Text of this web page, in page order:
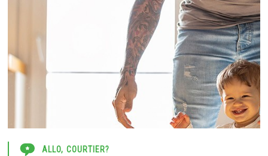
ALLO, COURTIER?